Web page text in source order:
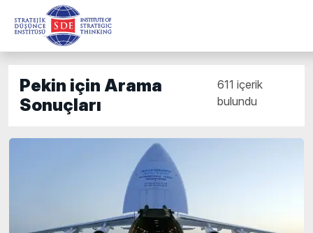
Pekin için Arama
Sonuçları
611 içerik
bulundu